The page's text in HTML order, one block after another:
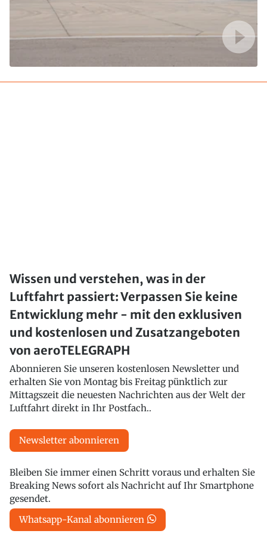
Wissen und verstehen, was in der
Luftfahrt passiert: Verpassen Sie keine
Entwicklung mehr - mit den exklusiven
und kostenlosen und Zusatzangeboten
von aeroTELEGRAPH
Abonnieren Sie unseren kostenlosen Newsletter und
erhalten Sie von Montag bis Freitag pünktlich zur
Mittagszeit die neuesten Nachrichten aus der Welt der
Luftfahrt direkt in Ihr Postfach..
Newsletter abonnieren
Bleiben Sie immer einen Schritt voraus und erhalten Sie
Breaking News sofort als Nachricht auf Ihr Smartphone
gesendet.
Whatsapp-Kanal abonnieren